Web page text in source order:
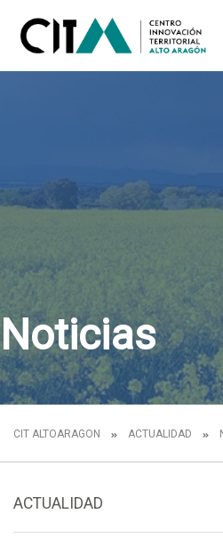
Noticias
CIT ALTOARAGON ACTUALIDAD
ACTUALIDAD